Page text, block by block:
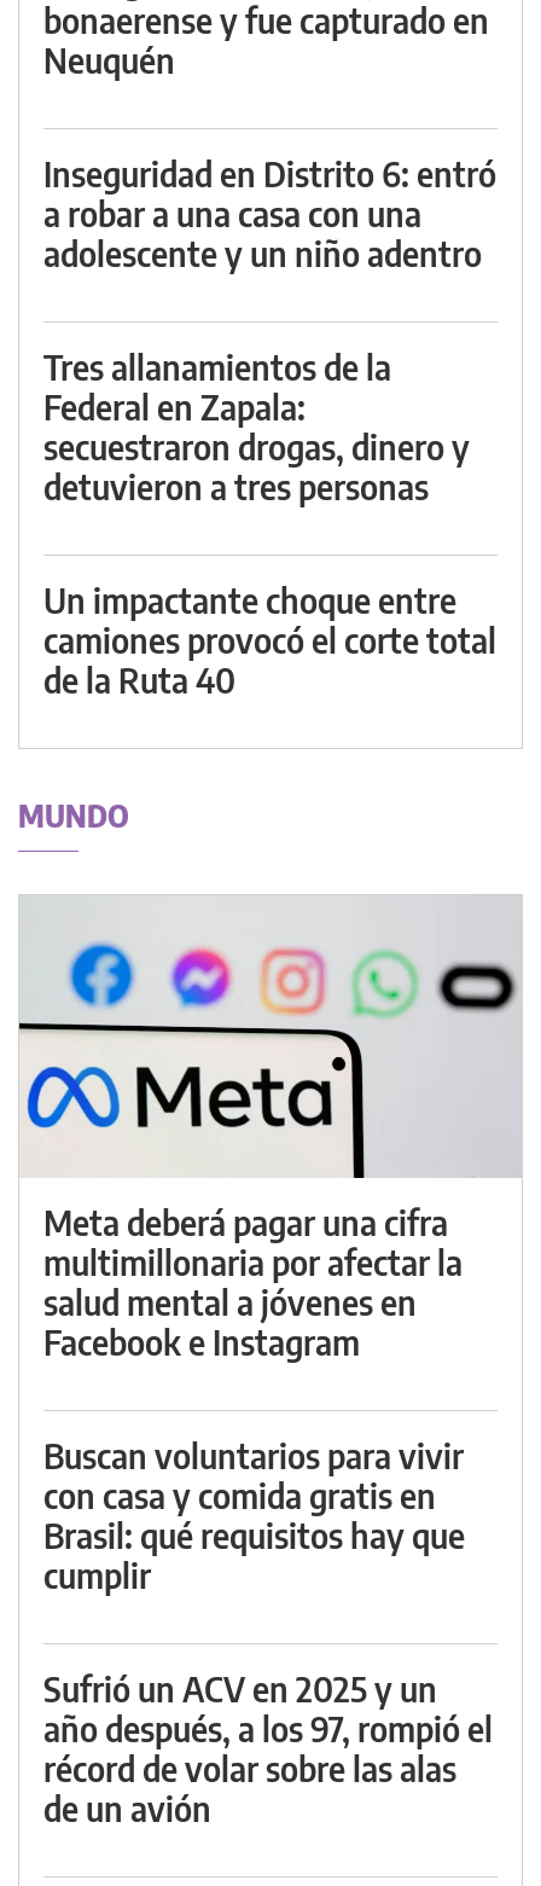
bonaerense y fue capturado en
Neuquén
Inseguridad en Distrito 6: entró
a robar a una casa con una
adolescente y un niño adentro
Tres allanamientos de la
Federal en Zapala:
secuestraron drogas, dinero y
detuvieron a tres personas
Un impactante choque entre
camiones provocó el corte total
de la Ruta 40
MUNDO
Meta deberá pagar una cifra
multimillonaria por afectar la
salud mental a jóvenes en
Facebook e Instagram
Buscan voluntarios para vivir
con casa y comida gratis en
Brasil: qué requisitos hay que
cumplir
Sufrió un ACV en 2025 y un
año después, a los 97, rompió el
récord de volar sobre las alas
de un avión